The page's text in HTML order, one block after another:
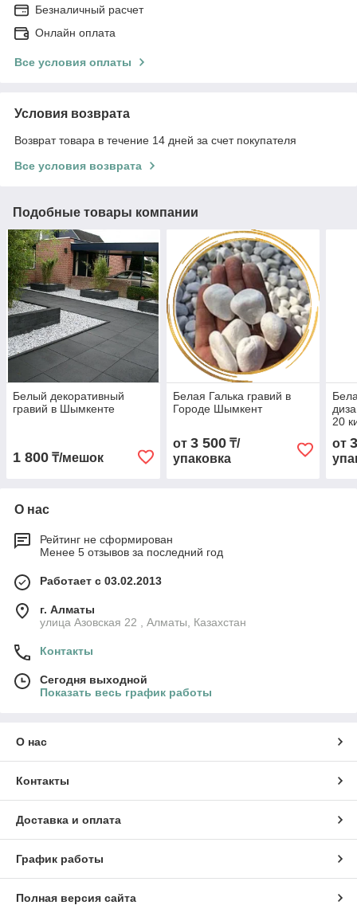
Безналичный расчет
Онлайн оплата
Все условия оплаты
Условия возврата
Возврат товара в течение 14 дней за счет покупателя
Все условия возврата
Подобные товары компании
Белый декоративный
гравий в Шымкенте
1 800 ₸/мешок
Белая Галька гравий в
Городе Шымкент
от 3 500₸/
упаковка
20
от
О нас
Рейтинг не сформирован
Менее 5 отзывов за последний год
Работает с 03.02.2013
г. Алматы
улица Азовская 22 , Алматы, Казахстан
Контакты
Сегодня выходной
Показать весь график работы
О нас
Контакты
Доставка и оплата
График работы
Полная версия сайта